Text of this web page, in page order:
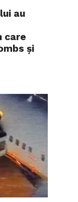
au
care
și